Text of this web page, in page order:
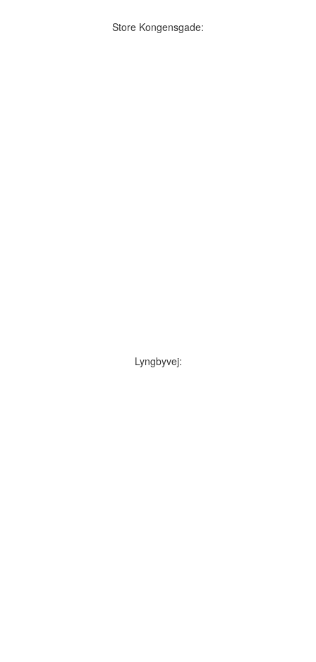
Store Kongensgade:
Lyngbyvej: